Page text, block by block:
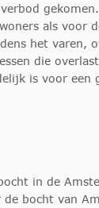
als voor
het varen,
die
is voor
in de
bocht van